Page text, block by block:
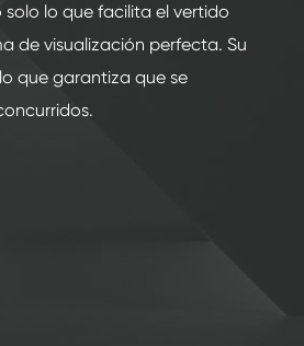
solo lo que facilita el vertido
de visualización perfecta. Su
que garantiza que se